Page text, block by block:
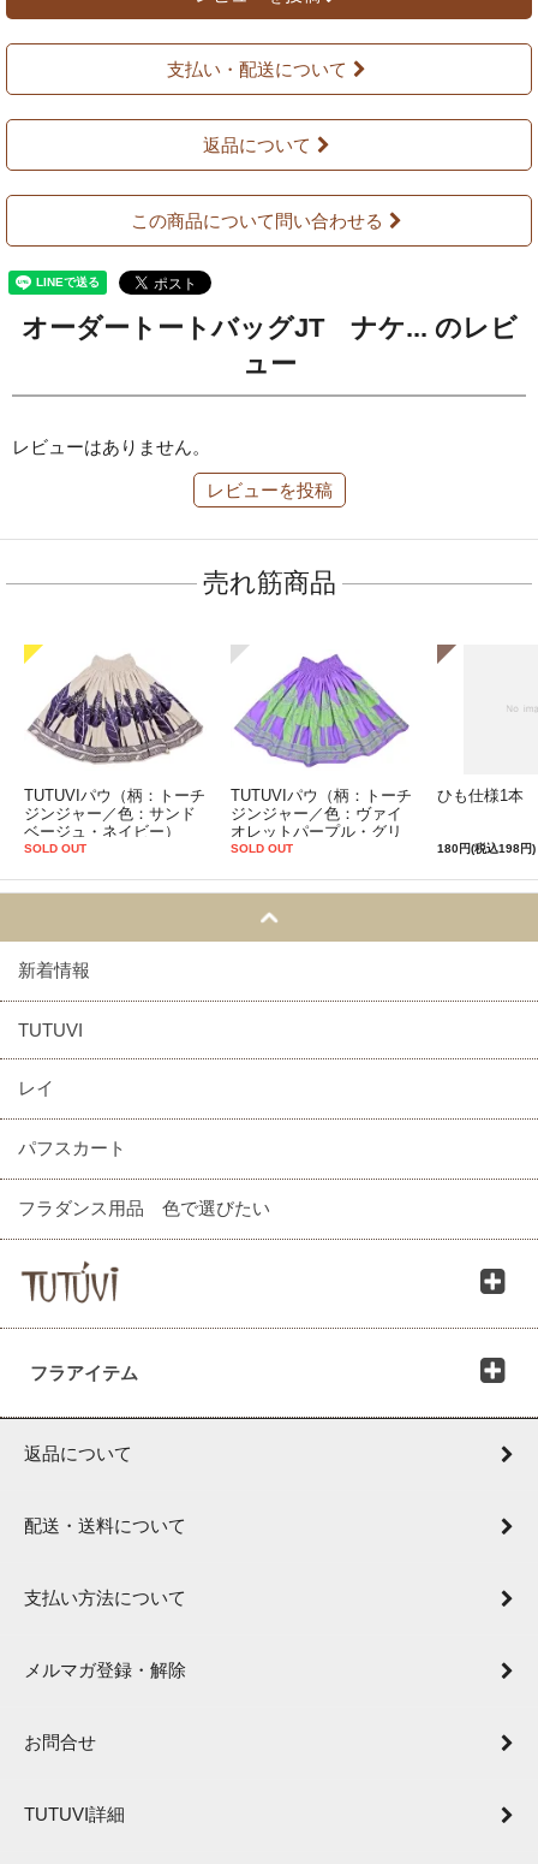
支払い・配送について
返品について
この商品について問い合わせる
オーダートートバッグJT ナケ... のレビ
ュー
レビューはありません。
レビューを投稿
売れ筋商品
TUTUVIパウ（柄：トーチ
ジンジャー／色：サンド
ベージュ・ネイビー）
SOLD OUT
TUTUVIパウ（柄：トーチ
ジンジャー／色：ヴァイ
オレットパープル・グリ
ーン）
SOLD OUT
ひも仕様1本
180円(税込198円)
新着情報
TUTUVI
レイ
パフスカート
フラダンス用品 色で選びたい
フラアイテム
返品について
配送・送料について
支払い方法について
メルマガ登録・解除
お問合せ
TUTUVI詳細